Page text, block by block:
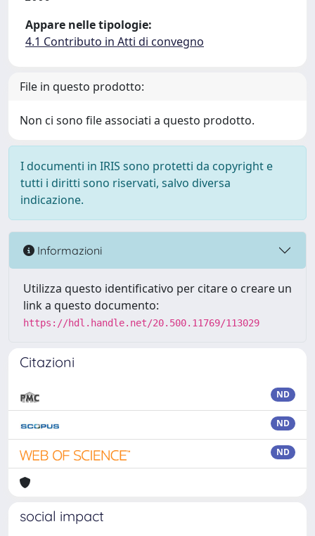
Appare nelle tipologie:
4.1 Contributo in Atti di convegno
File in questo prodotto:
Non ci sono file associati a questo prodotto.
I documenti in IRIS sono protetti da copyright e
tutti i diritti sono riservati, salvo diversa
indicazione.
Informazioni
Utilizza questo identificativo per citare o creare un
link a questo documento:
https://hdl.handle.net/20.500.11769/113029
Citazioni
ND
ND
ND
social impact